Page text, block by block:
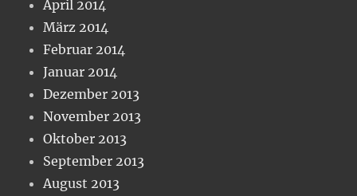
April 2014
März 2014
Februar 2014
Januar 2014
Dezember 2013
November 2013
Oktober 2013
September 2013
August 2013